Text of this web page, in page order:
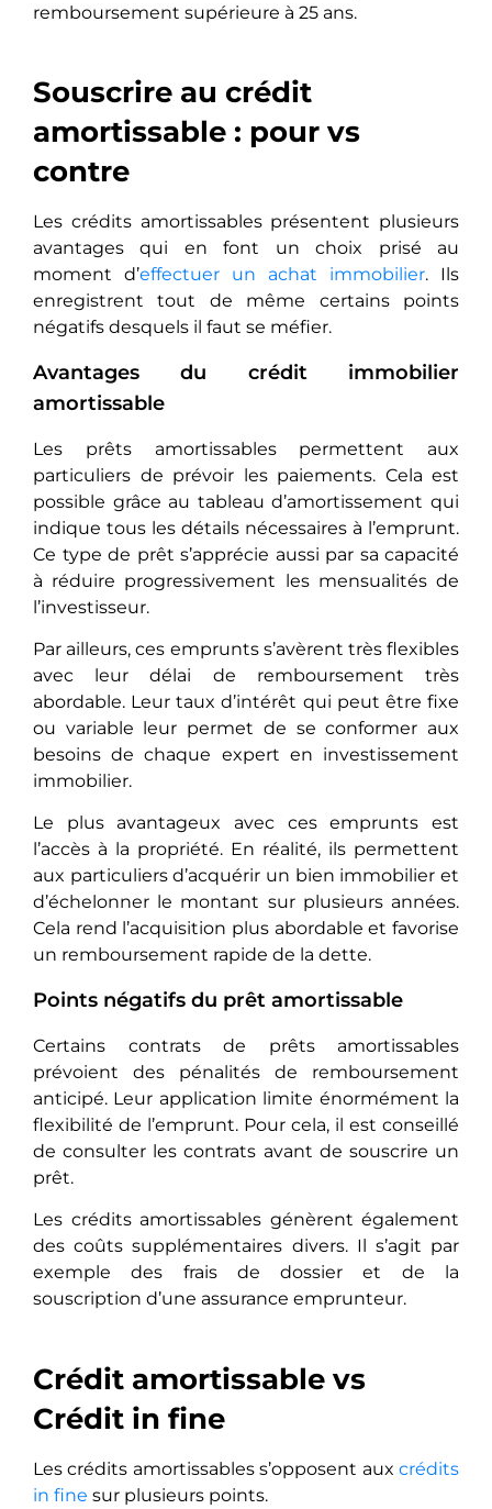
remboursement supérieure à 25 ans.
Souscrire au crédit
amortissable : pour vs
contre
Les crédits amortissables présentent plusieurs
avantages qui en font un choix prisé au
moment d’effectuer un achat immobilier. Ils
enregistrent tout de même certains points
négatifs desquels il faut se méfier.
Avantages du crédit immobilier
amortissable
Les prêts amortissables permettent aux
particuliers de prévoir les paiements. Cela est
possible grâce au tableau d’amortissement qui
indique tous les détails nécessaires à l’emprunt.
Ce type de prêt s’apprécie aussi par sa capacité
à réduire progressivement les mensualités de
l’investisseur.
Par ailleurs, ces emprunts s’avèrent très flexibles
avec leur délai de remboursement très
abordable. Leur taux d’intérêt qui peut être fixe
ou variable leur permet de se conformer aux
besoins de chaque expert en investissement
immobilier.
Le plus avantageux avec ces emprunts est
l’accès à la propriété. En réalité, ils permettent
aux particuliers d’acquérir un bien immobilier et
d’échelonner le montant sur plusieurs années.
Cela rend l’acquisition plus abordable et favorise
un remboursement rapide de la dette.
Points négatifs du prêt amortissable
Certains contrats de prêts amortissables
prévoient des pénalités de remboursement
anticipé. Leur application limite énormément la
flexibilité de l’emprunt. Pour cela, il est conseillé
de consulter les contrats avant de souscrire un
prêt.
Les crédits amortissables génèrent également
des coûts supplémentaires divers. Il s’agit par
exemple des frais de dossier et de la
souscription d’une assurance emprunteur.
Crédit amortissable vs
Crédit in fine
Les crédits amortissables s’opposent aux crédits
in fine sur plusieurs points.